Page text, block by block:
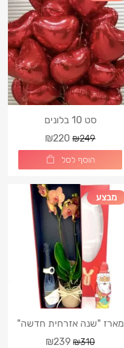
סט 10 בלונים
₪249
₪220
הוסף לסל
מבצע
מארז "שנה אזרחית חדשה"
₪310
₪239